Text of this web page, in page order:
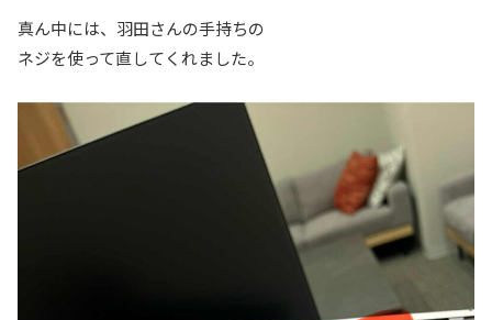
真ん中には、羽田さんの手持ちの
ネジを使って直してくれました。